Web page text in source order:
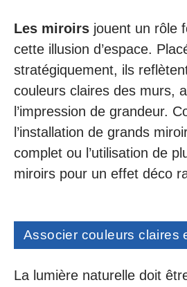
Les miroirs jouent un rôle
cette illusion d’espace.
stratégiquement, ils
couleurs claires des murs,
l’impression de grandeur.
l’installation de grands
complet ou l’utilisation de
miroirs pour un effet déco
Associer couleurs claires
La lumière naturelle doit